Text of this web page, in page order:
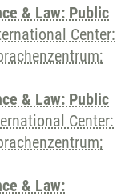
& Law: Public
Center:
& Law: Public
Center:
& Law: